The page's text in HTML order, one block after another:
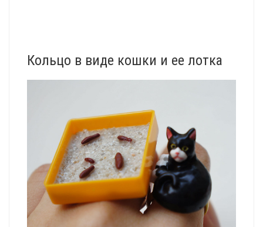
Кольцо в виде кошки и ее лотка